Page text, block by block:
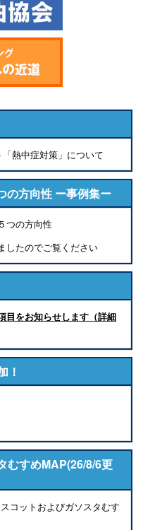
熱中症対策」について
の方向性 ー事例集ー
つの方向性
したのでご覧ください
目をお知らせします（詳細
！
むすめMAP(26/8/6更
コットおよびガソスタむす